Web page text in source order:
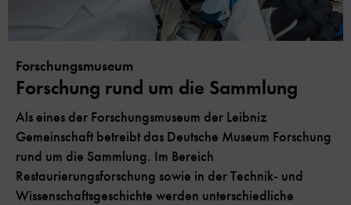
Forschungsmuseum
Forschung rund um die Sammlung
Als eines der Forschungsmuseum der Leibniz
Gemeinschaft betreibt das Deutsche Museum Forschung
rund um die Sammlung. Im Bereich
Restaurierungsforschung sowie in der Technik- und
Wissenschaftsgeschichte werden unterschiedliche